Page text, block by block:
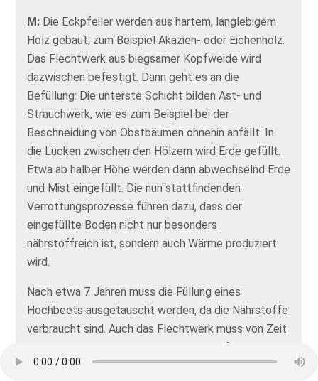
M: Die Eckpfeiler werden aus hartem, langlebigem
Holz gebaut, zum Beispiel Akazien- oder Eichenholz.
Das Flechtwerk aus biegsamer Kopfweide wird
dazwischen befestigt. Dann geht es an die
Befüllung: Die unterste Schicht bilden Ast- und
Strauchwerk, wie es zum Beispiel bei der
Beschneidung von Obstbäumen ohnehin anfällt. In
die Lücken zwischen den Hölzern wird Erde gefüllt.
Etwa ab halber Höhe werden dann abwechselnd Erde
und Mist eingefüllt. Die nun stattfindenden
Verrottungsprozesse führen dazu, dass der
eingefüllte Boden nicht nur besonders
nährstoffreich ist, sondern auch Wärme produziert
wird.
Nach etwa 7 Jahren muss die Füllung eines
Hochbeets ausgetauscht werden, da die Nährstoffe
verbraucht sind. Auch das Flechtwerk muss von Zeit
Hochbeete wieder großer Beliebtheit – nicht nur